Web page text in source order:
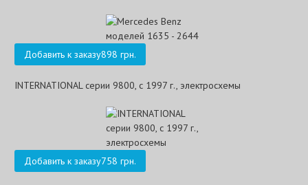
Добавить к заказу898 грн.
INTERNATIONAL серии 9800, с 1997 г., электросхемы
Добавить к заказу758 грн.